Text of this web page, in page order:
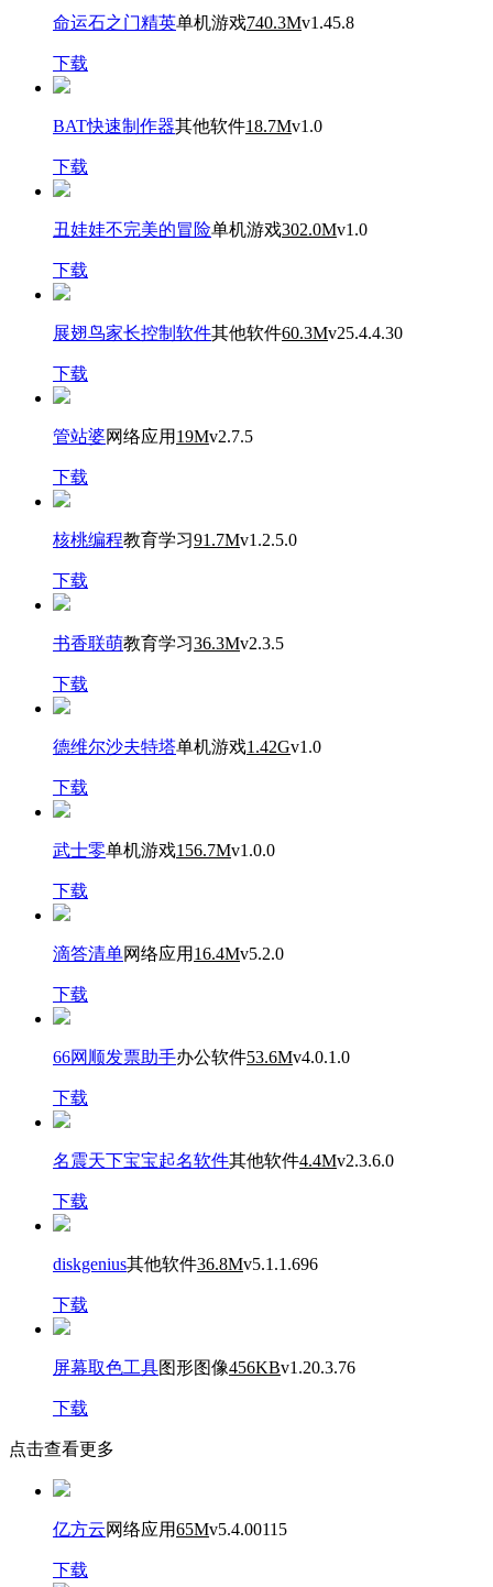
命运石之门精英单机游戏740.3Mv1.45.8
下载
BAT快速制作器其他软件18.7Mv1.0
下载
丑娃娃不完美的冒险单机游戏302.0Mv1.0
下载
展翅鸟家长控制软件其他软件60.3Mv25.4.4.30
下载
管站婆网络应用 19Mv2.7.5
下载
核桃编程教育学习91.7Mv1.2.5.0
下载
书香联萌教育学习36.3Mv2.3.5
下载
德维尔沙夫特塔单机游戏1.42Gv1.0
下载
武士零单机游戏156.7Mv1.0.0
下载
滴答清单网络应用 16.4Mv5.2.0
下载
66网顺发票助手办公软件53.6Mv4.0.1.0
下载
名震天下宝宝起名软件其他软件4.4Mv2.3.6.0
下载
diskgenius其他软件36.8Mv5.1.1.696
下载
屏幕取色工具图形图像456KBv1.20.3.76
下载
点击查看更多
亿方云网络应用65Mv5.4.00115
下载